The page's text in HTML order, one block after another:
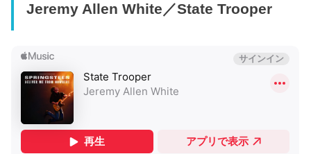
Jeremy Allen White／State Trooper